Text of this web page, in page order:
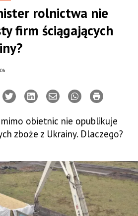
rolnictwa nie
firm ściągających
obietnic nie opublikuje
zboże z Ukrainy. Dlaczego?